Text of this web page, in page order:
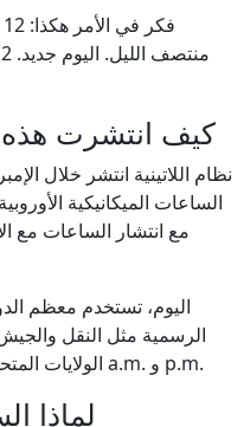
كيف انتشرت هذه
نظام اللاتينية انتشر خلال
الرسمية مثل النقل
الولايات المتحدة وكندا والفلبين لا تزال تعتمد على a.m. و p.m.
لماذا الساعة 24